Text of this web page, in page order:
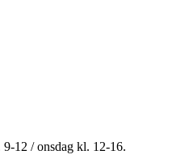
9-12 / onsdag kl. 12-16.